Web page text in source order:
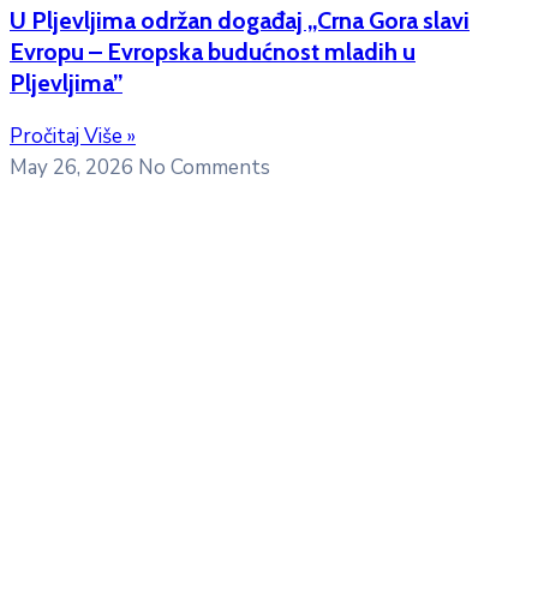
U Pljevljima održan događaj „Crna Gora slavi
Evropu – Evropska budućnost mladih u
Pljevljima”
Pročitaj Više »
May 26, 2026 No Comments